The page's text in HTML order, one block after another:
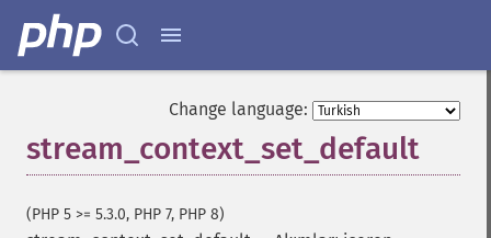
Change language:
stream_context_set_default
(PHP 5 >= 5.3.0, PHP 7, PHP 8)